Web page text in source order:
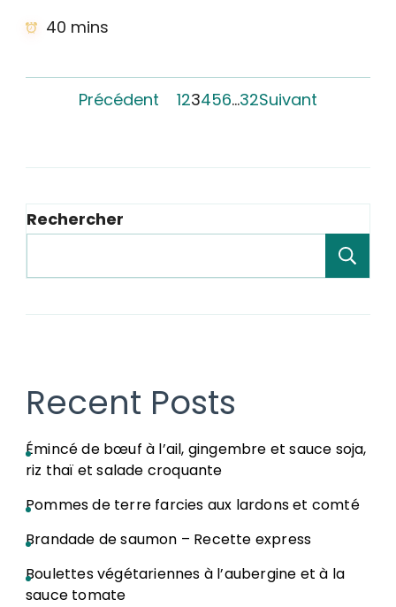
40 mins
Précédent 123456…32Suivant
Rechercher
Recent Posts
Émincé de bœuf à l’ail, gingembre et sauce soja,
riz thaï et salade croquante
Pommes de terre farcies aux lardons et comté
Brandade de saumon – Recette express
Boulettes végétariennes à l’aubergine et à la
sauce tomate